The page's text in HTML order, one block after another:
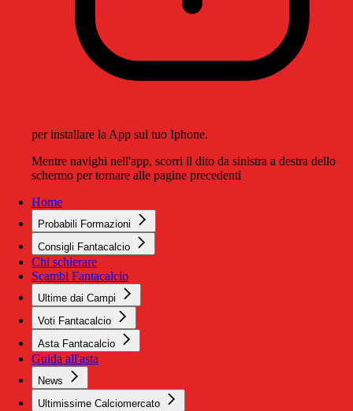
per installare la App sul tuo Iphone.
Mentre navighi nell'app, scorri il dito da sinistra a destra dello
schermo per tornare alle pagine precedenti
Home
Probabili Formazioni
Consigli Fantacalcio
Chi schierare
Scambi Fantacalcio
Ultime dai Campi
Voti Fantacalcio
Asta Fantacalcio
Guida all'asta
News
Ultimissime Calciomercato